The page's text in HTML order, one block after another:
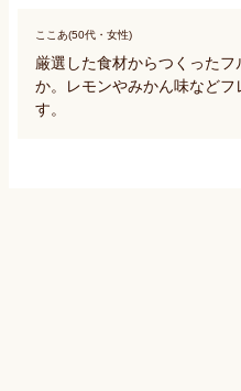
ここあ(50代・女性)
厳選した食材からつくった
か。レモンやみかん味など
す。